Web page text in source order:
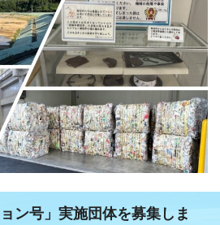
ン号」実施団体を募集しま